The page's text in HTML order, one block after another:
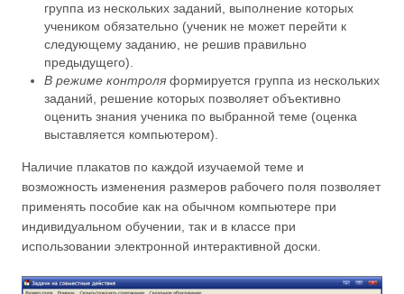
группа из нескольких заданий, выполнение которых
учеником обязательно (ученик не может перейти к
следующему заданию, не решив правильно
предыдущего).
В режиме контроля формируется группа из нескольких
заданий, решение которых позволяет объективно
оценить знания ученика по выбранной теме (оценка
выставляется компьютером).
Наличие плакатов по каждой изучаемой теме и
возможность изменения размеров рабочего поля позволяет
применять пособие как на обычном компьютере при
индивидуальном обучении, так и в классе при
использовании электронной интерактивной доски.